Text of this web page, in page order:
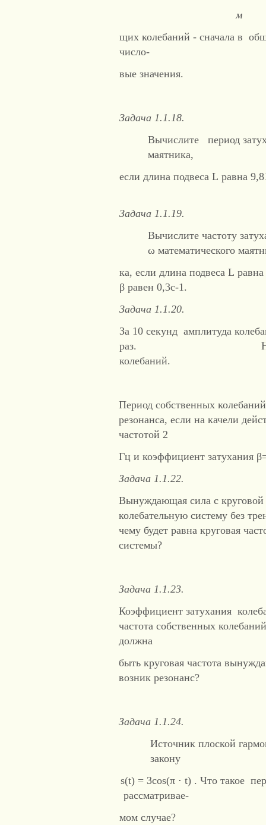
м
щих колебаний - сначала в
число-
вые значения.
Задача 1.1.18.
Вычислите период
маятника,
если длина подвеса L равна
Задача 1.1.19.
Вычислите частоту
ω математического
ка, если длина подвеса L
β равен 0,3с-1.
Задача 1.1.20.
За 10 секунд амплитуда
раз. Найдите
колебаний.
Период собственных
резонанса, если на качели
частотой 2
Гц и коэффициент затухания
Задача 1.1.22.
Вынуждающая сила с круговой
колебательную систему без
чему будет равна круговая
системы?
Задача 1.1.23.
Коэффициент затухания
частота собственных
должна
быть круговая частота
возник резонанс?
Задача 1.1.24.
Источник плоской
закону
s(t) = 3cos(π ⋅ t) . Что такое
рассматривае-
мом случае?